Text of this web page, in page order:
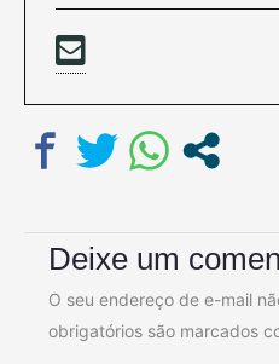
Deixe um
O seu endereço de e-mail
obrigatórios são marcados